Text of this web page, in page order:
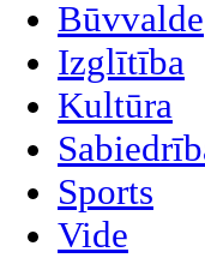
Būvvalde
Izglītība
Kultūra
Sports
Vide